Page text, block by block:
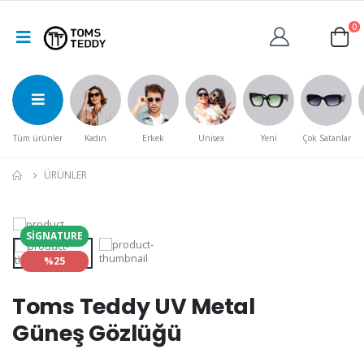
0
Tüm ürünler Kadın Erkek Unisex Yeni Çok Satanlar
ÜRÜNLER
SIGNATURE
%25
Toms Teddy UV Metal
Güneş Gözlüğü